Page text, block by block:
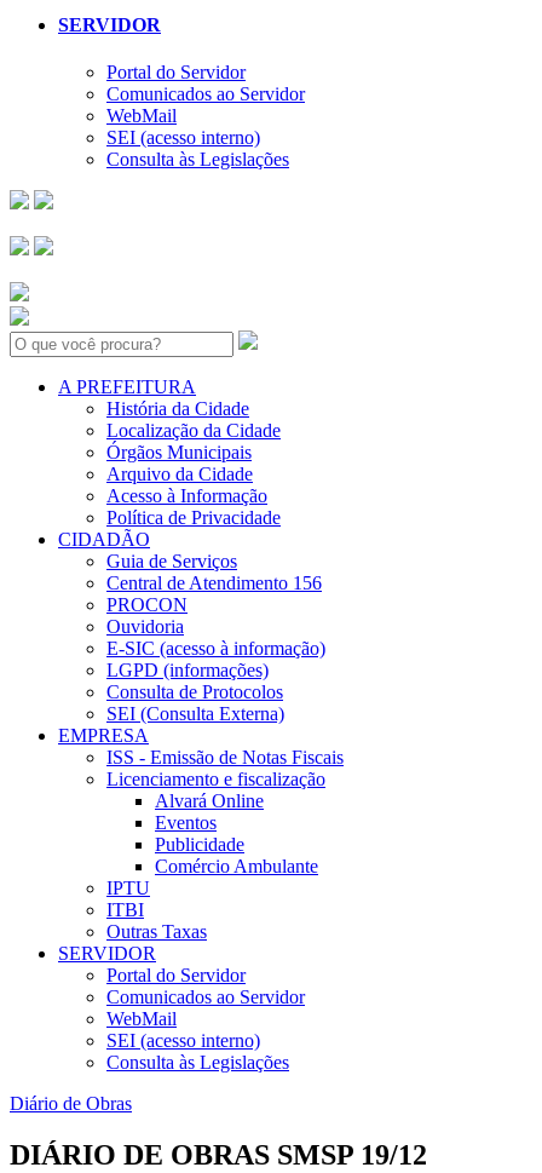
SERVIDOR
Portal do Servidor
Comunicados ao Servidor
WebMail
SEI (acesso interno)
Consulta às Legislações
Search:
A PREFEITURA
História da Cidade
Localização da Cidade
Órgãos Municipais
Arquivo da Cidade
Acesso à Informação
Política de Privacidade
CIDADÃO
Guia de Serviços
Central de Atendimento 156
PROCON
Ouvidoria
E-SIC (acesso à informação)
LGPD (informações)
Consulta de Protocolos
SEI (Consulta Externa)
EMPRESA
ISS - Emissão de Notas Fiscais
Licenciamento e fiscalização
Alvará Online
Eventos
Publicidade
Comércio Ambulante
IPTU
ITBI
Outras Taxas
SERVIDOR
Portal do Servidor
Comunicados ao Servidor
WebMail
SEI (acesso interno)
Consulta às Legislações
Diário de Obras
DIÁRIO DE OBRAS SMSP 19/12